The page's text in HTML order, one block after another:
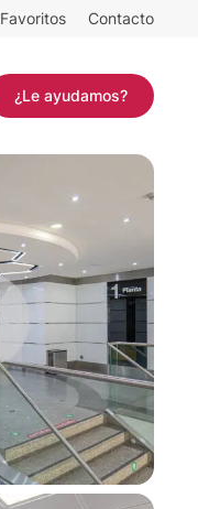
Favoritos Contacto
¿Le ayudamos?